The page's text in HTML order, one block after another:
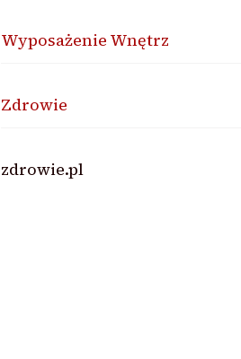
Wyposażenie Wnętrz
Zdrowie
zdrowie.pl